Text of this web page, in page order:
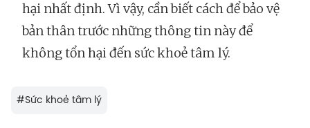
hại nhất định. Vì vậy, cần biết cách để bảo vệ
bản thân trước những thông tin này để
không tổn hại đến sức khoẻ tâm lý.
#Sức khoẻ tâm lý